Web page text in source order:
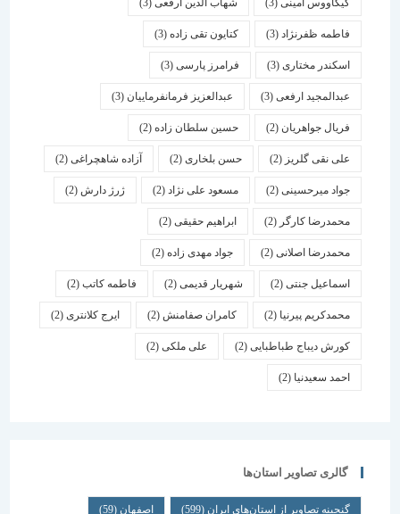
کیکاووس امینی(3) شهاب الدین ارفعی(3)
فاطمه ظفرنژاد(3) کتایون تقی زاده(3)
اسكندر مختاری (3) فرامرز پارسی(3)
عبدالمجید ارفعی(3) عبدالعزیز فرمانفرماییان(3)
فریال جواهریان(2) حسین سلطان زاده(2)
علی نقی گلریز(2) حسن بلخاری(2) آزاده شاهچراغی(2)
جواد میرحسینی(2) مسعود علی نژاد(2) ژرژ دارش (2)
محمدرضا کارگر(2) ابراهیم حقیقی(2)
محمدرضا اصلانی(2) جواد مهدی زاده(2)
اسماعیل جنتی(2) شهریار قدیمی(2) فاطمه کاتب(2)
محمدکریم پیرنیا (2) کامران صفامنش(2) ایرج کلانتری (2)
کورش دیباج طباطبایی(2) علی ملکی(2)
احمد سعیدنیا (2)
گالری تصاویر استان‌ها
گنجینه تصاویر از استان‌های ایران(599) اصفهان (59)